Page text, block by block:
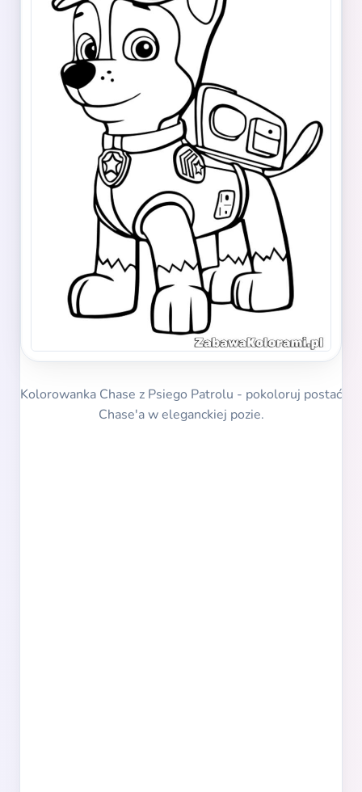
Kolorowanka Chase z Psiego Patrolu - pokoloruj postać
Chase'a w eleganckiej pozie.